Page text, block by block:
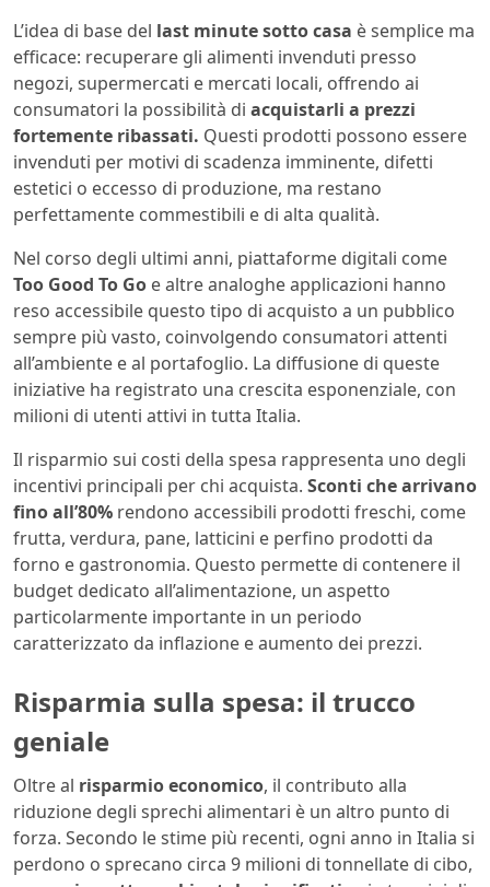
L’idea di base del last minute sotto casa è semplice ma
efficace: recuperare gli alimenti invenduti presso
negozi, supermercati e mercati locali, offrendo ai
consumatori la possibilità di acquistarli a prezzi
fortemente ribassati. Questi prodotti possono essere
invenduti per motivi di scadenza imminente, difetti
estetici o eccesso di produzione, ma restano
perfettamente commestibili e di alta qualità.
Nel corso degli ultimi anni, piattaforme digitali come
Too Good To Go e altre analoghe applicazioni hanno
reso accessibile questo tipo di acquisto a un pubblico
sempre più vasto, coinvolgendo consumatori attenti
all’ambiente e al portafoglio. La diffusione di queste
iniziative ha registrato una crescita esponenziale, con
milioni di utenti attivi in tutta Italia.
Il risparmio sui costi della spesa rappresenta uno degli
incentivi principali per chi acquista. Sconti che arrivano
fino all’80% rendono accessibili prodotti freschi, come
frutta, verdura, pane, latticini e perfino prodotti da
forno e gastronomia. Questo permette di contenere il
budget dedicato all’alimentazione, un aspetto
particolarmente importante in un periodo
caratterizzato da inflazione e aumento dei prezzi.
Risparmia sulla spesa: il trucco
geniale
Oltre al risparmio economico, il contributo alla
riduzione degli sprechi alimentari è un altro punto di
forza. Secondo le stime più recenti, ogni anno in Italia si
perdono o sprecano circa 9 milioni di tonnellate di cibo,